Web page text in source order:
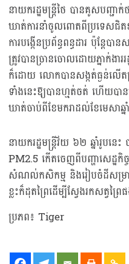
នាយករដ្ឋមន្ត្រីថៃ បានគូសបញ្ជ
ឃាត់ការនាំចូលពោតពីប្រទេសជិត
ការបង្កើនប្រព័ន្ធពន្ធដារ ប៉ុន្តែបា
ត្រូវបានច្រានចោលដោយភ្នាក់ងា
ក៏ដោយ លោកបានសង្កត់ធ្ងន់លើតម្រូវ
ទាំងនេះឱ្យបានហ្មត់ចត់ ហើយប
ឃាត់ចាប់ពីខែមករាដល់ខែមេសាឆ្
នាយករដ្ឋមន្ត្រីវ័យ ៦២ ឆ្នាំរូប
PM2.5 កើតចេញពីបញ្ហាសេដ្ឋ
សំណល់កសិកម្ម និងរៀបចំដីសម្រាប់
ខ្លះក៏ដុតព្រៃដើម្បីស្វែងរកសត្វព្រៃ
ប្រភព៖ Tiger